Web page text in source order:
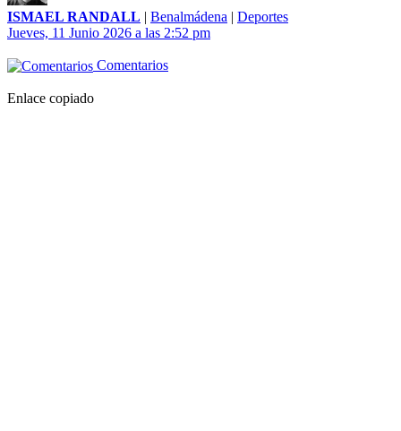
ISMAEL RANDALL | Benalmádena | Deportes
Jueves, 11 Junio 2026 a las 2:52 pm
Comentarios
Enlace copiado